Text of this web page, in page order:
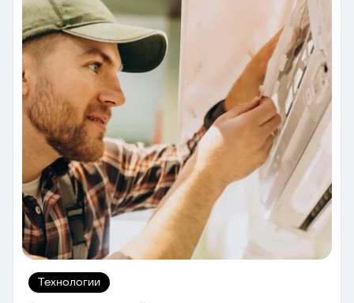
Технологии